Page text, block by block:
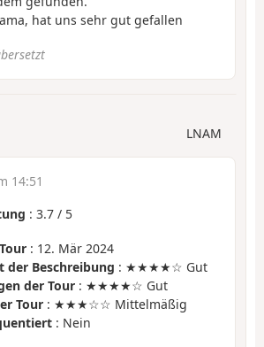
hat uns sehr gut gefallen
LNAM
14:51
: 3.7 / 5
: 12. Mär 2024
der Beschreibung : ★★★★☆ Gut
der Tour : ★★★★☆ Gut
Tour : ★★★☆☆ Mittelmäßig
: Nein